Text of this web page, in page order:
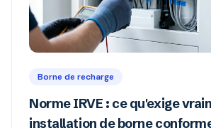
Borne de recharge
Norme IRVE : ce qu'exige
installation de borne